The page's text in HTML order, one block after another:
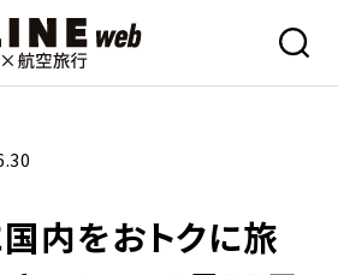
内をおトクに旅